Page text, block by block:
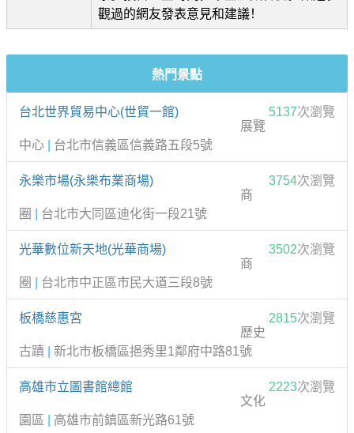
觀過的網友發表意見和建議！
熱門景點
台北世界貿易中心(世貿一館) 5137次瀏覽
展覽
中心
台北市信義區信義路五段5號
永樂市場(永樂布業商場) 3754次瀏覽
商
圈
台北市大同區迪化街一段21號
光華數位新天地(光華商場) 3502次瀏覽
商
圈
台北市中正區市民大道三段8號
板橋慈惠宮 2815次瀏覽
歷史
古蹟
新北市板橋區挹秀里1鄰府中路81號
高雄市立圖書館總館 2223次瀏覽
文化
園區
高雄市前鎮區新光路61號